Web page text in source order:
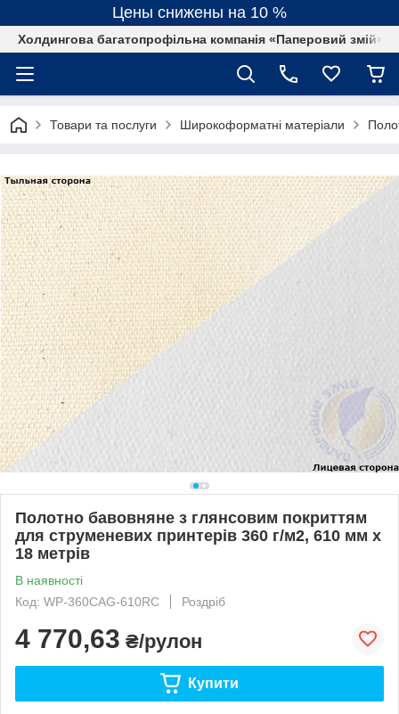
Цены снижены на 10 %
Холдингова багатопрофільна компанія «Паперовий змій»
Товари та послуги Широкоформатні матеріали
Полотно бавовняне з глянсовим покриттям
для струменевих принтерів 360 г/м2, 610 мм х
18 метрів
В наявності
Код: WP-360CAG-610RC
Роздріб
4 770,63 ₴/рулон
Купити